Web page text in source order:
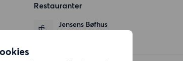
Restauranter
Jensens Bøfhus